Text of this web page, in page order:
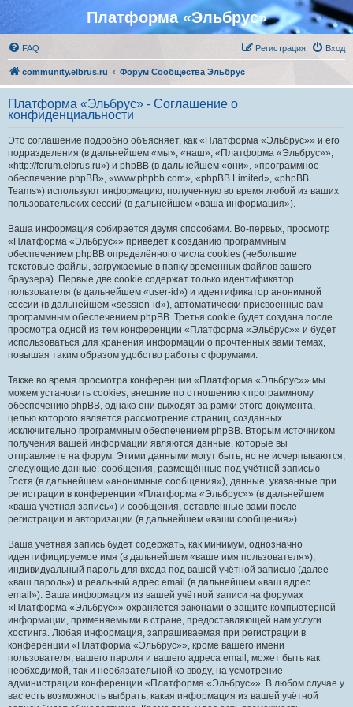
Платформа «Эльбрус»
FAQ Вход
Регистрация
community.elbrus.ru Форум Сообщества Эльбрус
Платформа «Эльбрус» - Соглашение о
конфиденциальности
Это соглашение подробно объясняет, как «Платформа «Эльбрус»» и его
подразделения (в дальнейшем «мы», «наш», «Платформа «Эльбрус»»,
«http://forum.elbrus.ru») и phpBB (в дальнейшем «они», «программное
обеспечение phpBB», «www.phpbb.com», «phpBB Limited», «phpBB
Teams») используют информацию, полученную во время любой из ваших
пользовательских сессий (в дальнейшем «ваша информация»).
Ваша информация собирается двумя способами. Во-первых, просмотр
«Платформа «Эльбрус»» приведёт к созданию программным
обеспечением phpBB определённого числа cookies (небольшие
текстовые файлы, загружаемые в папку временных файлов вашего
браузера). Первые две cookie содержат только идентификатор
пользователя (в дальнейшем «user-id») и идентификатор анонимной
сессии (в дальнейшем «session-id»), автоматически присвоенные вам
программным обеспечением phpBB. Третья cookie будет создана после
просмотра одной из тем конференции «Платформа «Эльбрус»» и будет
использоваться для хранения информации о прочтённых вами темах,
повышая таким образом удобство работы с форумами.
Также во время просмотра конференции «Платформа «Эльбрус»» мы
можем установить cookies, внешние по отношению к программному
обеспечению phpBB, однако они выходят за рамки этого документа,
целью которого является рассмотрение страниц, созданных
исключительно программным обеспечением phpBB. Вторым источником
получения вашей информации являются данные, которые вы
отправляете на форум. Этими данными могут быть, но не исчерпываются,
следующие данные: сообщения, размещённые под учётной записью
Гостя (в дальнейшем «анонимные сообщения»), данные, указанные при
регистрации в конференции «Платформа «Эльбрус»» (в дальнейшем
«ваша учётная запись») и сообщения, оставленные вами после
регистрации и авторизации (в дальнейшем «ваши сообщения»).
Ваша учётная запись будет содержать, как минимум, однозначно
идентифицируемое имя (в дальнейшем «ваше имя пользователя»),
индивидуальный пароль для входа под вашей учётной записью (далее
«ваш пароль») и реальный адрес email (в дальнейшем «ваш адрес
email»). Ваша информация из вашей учётной записи на форумах
«Платформа «Эльбрус»» охраняется законами о защите компьютерной
информации, применяемыми в стране, предоставляющей нам услуги
хостинга. Любая информация, запрашиваемая при регистрации в
конференции «Платформа «Эльбрус»», кроме вашего имени
пользователя, вашего пароля и вашего адреса email, может быть как
необходимой, так и необязательной ко вводу, на усмотрение
администрации конференции «Платформа «Эльбрус»». В любом случае у
вас есть возможность выбрать, какая информация из вашей учётной